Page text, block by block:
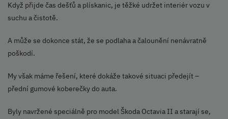
Když přijde čas dešťů a plískanic, je těžké udržet interiér vozu v
suchu a čistotě.
A může se dokonce stát, že se podlaha a čalounění nenávratně
poškodí.
My však máme řešení, které dokáže takové situaci předejít –
přední gumové koberečky do auta.
Byly navržené speciálně pro model Škoda Octavia II a starají se,